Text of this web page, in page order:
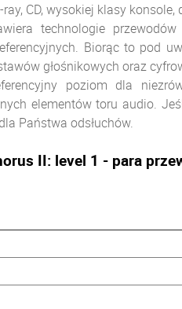
CD, wysokiej klasy
technologie
Biorąc to pod
głośnikowych oraz
poziom dla
elementów toru audio.
Państwa odsłuchów.
II: level 1 - para